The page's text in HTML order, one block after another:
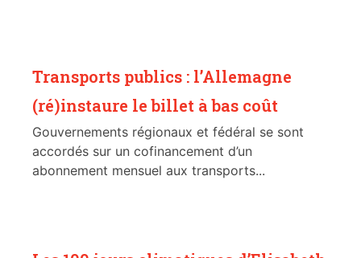
Transports publics : l’Allemagne
(ré)instaure le billet à bas coût
Gouvernements régionaux et fédéral se sont
accordés sur un cofinancement d’un
abonnement mensuel aux transports...